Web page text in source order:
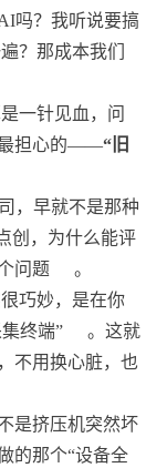
吗？我听说要搞
？那成本我们
一针见血，问
最担心的——“旧
，早就不是那种
创，为什么能评
问题
。
巧妙，是在你
终端”
。这就
不用换心脏，也
是挤压机突然坏
的那个“设备全